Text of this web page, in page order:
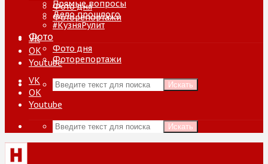
Фото дня
Фоторепортажи
VK
ОК
Youtube
Искать
Прямые вопросы
Дело прошлого
#КузняРулит
Фото
Фото дня
Фоторепортажи
VK
ОК
Youtube
Искать